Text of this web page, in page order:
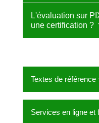
L'évaluation sur
une certification ?
Textes de référence
Services en ligne et